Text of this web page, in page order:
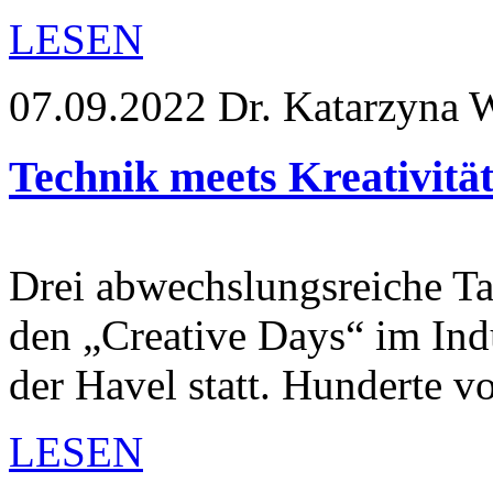
LESEN
07.09.2022 Dr. Katarzyna
Technik meets
Drei abwechslungsreiche
den „Creative Days“ im
der Havel statt. Hunderte
LESEN